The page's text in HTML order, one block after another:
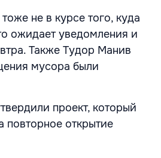
не в курсе того, куда
ожидает уведомления и
Также Тудор Манив
мусора были
проект, который
повторное открытие